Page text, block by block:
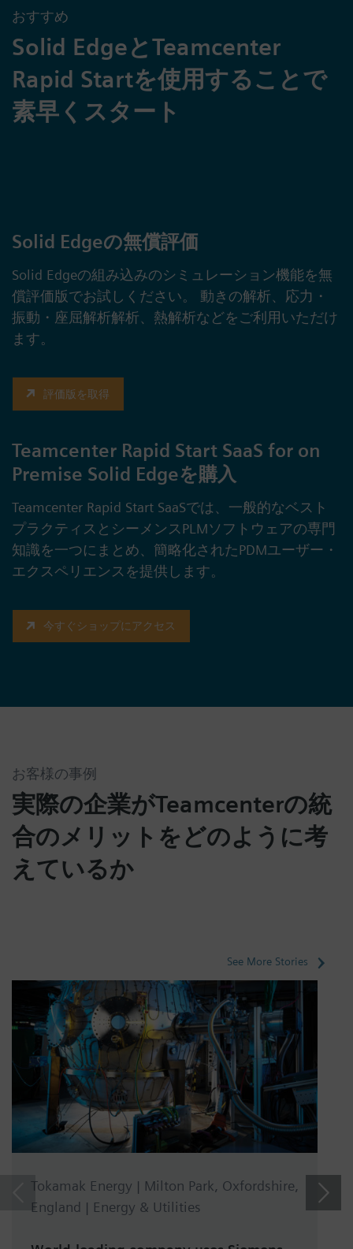
おすすめ
Solid EdgeとTeamcenter
Rapid Startを使用することで
素早くスタート
Solid Edgeの無償評価
Solid Edgeの組み込みのシミュレーション機能を無
償評価版でお試しください。 動きの解析、応力・
振動・座屈解析解析、熱解析などをご利用いただけ
ます。
評価版を取得
Teamcenter Rapid Start SaaS for on
Premise Solid Edgeを購入
Teamcenter Rapid Start SaaSでは、一般的なベスト
プラクティスとシーメンスPLMソフトウェアの専門
知識を一つにまとめ、簡略化されたPDMユーザー・
エクスペリエンスを提供します。
今すぐショップにアクセス
お客様の事例
実際の企業がTeamcenterの統
合のメリットをどのように考
えているか
See More Stories
Tokamak Energy | Milton Park, Oxfordshire,
England | Energy & Utilities